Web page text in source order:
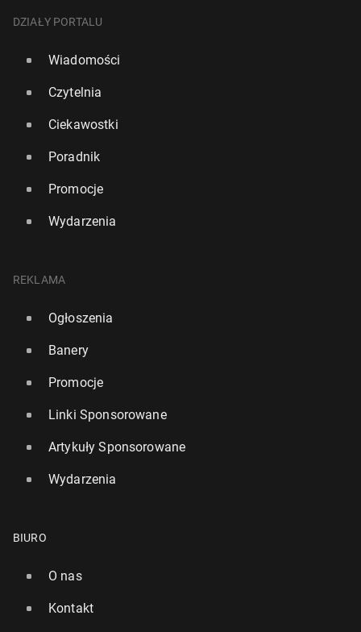
DZIAŁY PORTALU
Wiadomości
Czytelnia
Ciekawostki
Poradnik
Promocje
Wydarzenia
REKLAMA
Ogłoszenia
Banery
Promocje
Linki Sponsorowane
Artykuły Sponsorowane
Wydarzenia
BIURO
O nas
Kontakt